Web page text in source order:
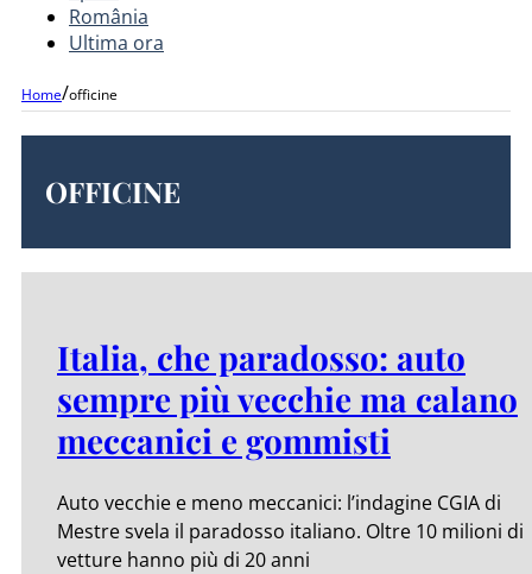
România
Ultima ora
Home/officine
OFFICINE
Italia, che paradosso: auto
sempre più vecchie ma calano
meccanici e gommisti
Auto vecchie e meno meccanici: l’indagine CGIA di
Mestre svela il paradosso italiano. Oltre 10 milioni di
vetture hanno più di 20 anni